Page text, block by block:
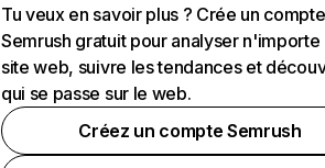
Tu veux en savoir plus ? Crée un compte
Semrush gratuit pour analyser n'importe
site web, suivre les tendances et
qui se passe sur le web.
Créez un compte Semrush